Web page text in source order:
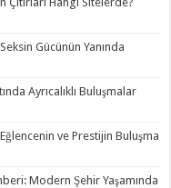
Gücünün Yanında
Ayrıcalıklı Buluşmalar
ve Prestijin Buluşma
Modern Şehir Yaşamında